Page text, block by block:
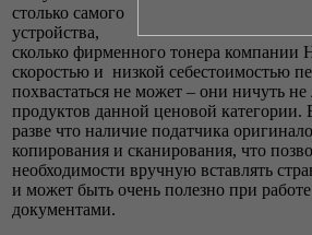
столько самого
устройства,
сколько фирменного тонера компании
скоростью и низкой себестоимостью
похвастаться не может – они ничуть
продуктов данной ценовой
разве что наличие податчика
копирования и сканирования, что
необходимости вручную вставлять
и может быть очень полезно при
документами.